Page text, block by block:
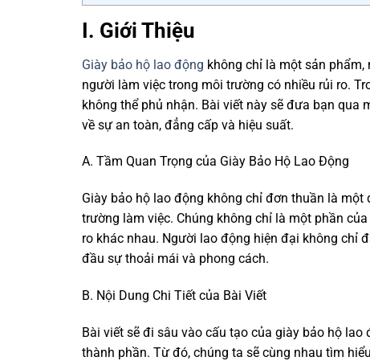
I. Giới Thiệu
Giày bảo hộ lao động không chỉ là một sản
người làm việc trong môi trường có nhiều rủi ro.
không thể phủ nhận. Bài viết này sẽ đưa bạn
về sự an toàn, đẳng cấp và hiệu suất.
A. Tầm Quan Trọng của Giày Bảo Hộ Lao Động
Giày bảo hộ lao động không chỉ đơn thuần là
trường làm việc. Chúng không chỉ là một phần
ro khác nhau. Người lao động hiện đại không chỉ
đầu sự thoải mái và phong cách.
B. Nội Dung Chi Tiết của Bài Viết
Bài viết sẽ đi sâu vào cấu tạo của giày bảo hộ
thành phần. Từ đó, chúng ta sẽ cùng nhau tìm